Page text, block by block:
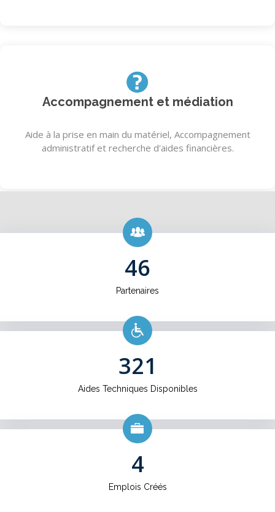
Accompagnement et médiation
Aide à la prise en main du matériel, Accompagnement
administratif et recherche d'aides financières.
46
Partenaires
321
Aides Techniques Disponibles
4
Emplois Créés